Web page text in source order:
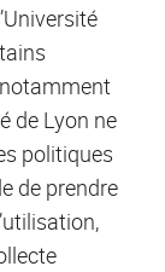
de Lyon ne
politiques
de prendre